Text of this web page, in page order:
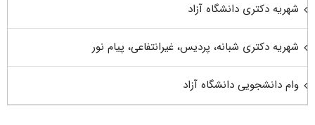
شهریه دکتری دانشگاه آزاد
شهریه دکتری شبانه، پردیس، غیرانتفاعی، پیام نور
وام دانشجویی دانشگاه آزاد